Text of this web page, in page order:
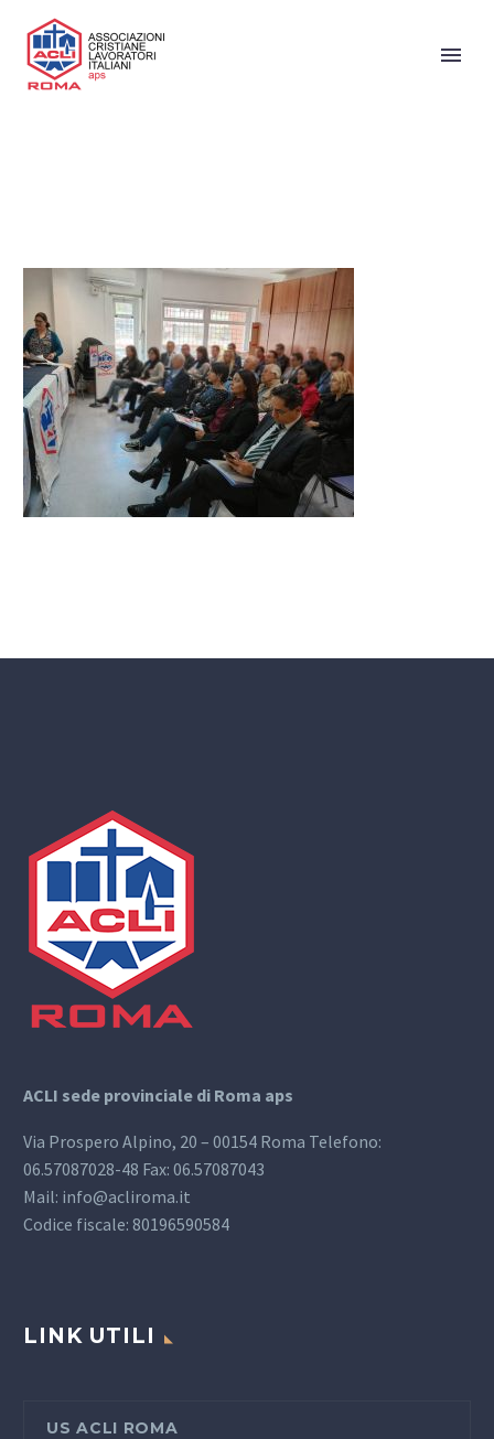
ACLI sede provinciale di Roma aps
Via Prospero Alpino, 20 – 00154 Roma Telefono:
06.57087028-48 Fax: 06.57087043
Mail: info@acliroma.it
Codice fiscale: 80196590584
LINK UTILI
US ACLI ROMA